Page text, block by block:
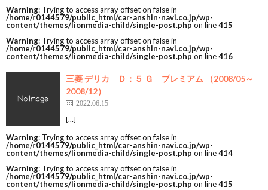
Warning: Trying to access array offset on false in
/home/r0144579/public_html/car-anshin-navi.co.jp/wp-
content/themes/lionmedia-child/single-post.php on line415
Warning: Trying to access array offset on false in
/home/r0144579/public_html/car-anshin-navi.co.jp/wp-
content/themes/lionmedia-child/single-post.php on line416
三菱 デリカ Ｄ：５ Ｇ プレミアム （2008/05～
2008/12）
2022.06.15
[…]
Warning: Trying to access array offset on false in
/home/r0144579/public_html/car-anshin-navi.co.jp/wp-
content/themes/lionmedia-child/single-post.php on line414
Warning: Trying to access array offset on false in
/home/r0144579/public_html/car-anshin-navi.co.jp/wp-
content/themes/lionmedia-child/single-post.php on line415